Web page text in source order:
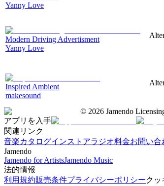
Yanny Love
Modern Driving Advertisment
Yanny Love
Inspired Ambient
makesound
© 2026 Jamendo
アプリを入手
関連リンク
音楽カタログインストアラジオ料金お問い合
Jamendo
Jamendo for ArtistsJamendo Music
法的情報
利用規約販売条件プライバシーポリシークッ